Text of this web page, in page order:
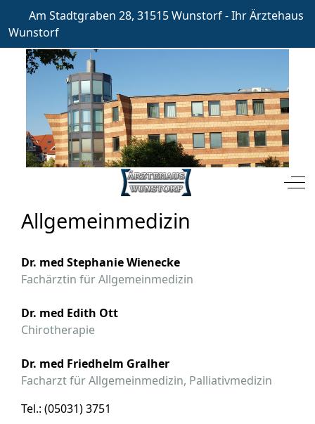
Am Stadtgraben 28, 31515 Wunstorf - Ihr Ärztehaus
Wunstorf
Mobile Menu Toggle
Allgemeinmedizin
Dr. med Stephanie Wienecke
Fachärztin für Allgemeinmedizin
Dr. med Edith Ott
Chirotherapie
Dr. med Friedhelm Gralher
Facharzt für Allgemeinmedizin, Palliativmedizin
Tel.: (05031) 3751